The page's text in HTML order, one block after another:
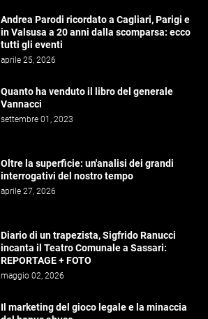
Andrea Parodi ricordato a Cagliari, Parigi e
in Valsusa a 20 anni dalla scomparsa: ecco
tutti gli eventi
aprile 25, 2026
Quanto ha venduto il libro del generale
Vannacci
settembre 01, 2023
Oltre la superficie: un'analisi dei grandi
interrogativi del nostro tempo
aprile 27, 2026
Diario di un trapezista, Sigfrido Ranucci
incanta il Teatro Comunale a Sassari:
REPORTAGE + FOTO
maggio 02, 2026
Il marketing del gioco legale e la minaccia